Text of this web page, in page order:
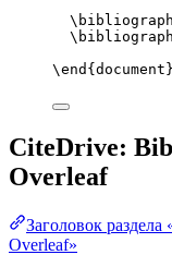
\end { document }
CiteDrive:
Overleaf
Заголовок
Overleaf»